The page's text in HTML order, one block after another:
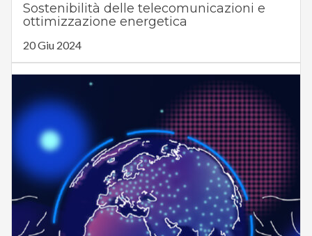
Sostenibilità delle telecomunicazioni e
ottimizzazione energetica
20 Giu 2024